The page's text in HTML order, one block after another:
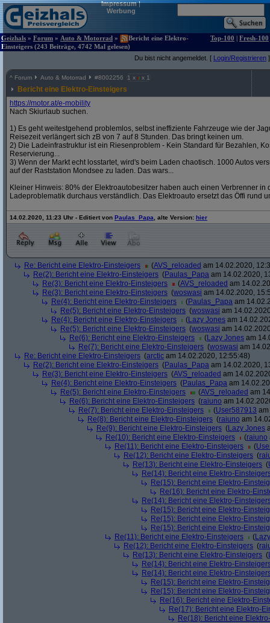
Impressum|
Werbung
Geizhals » Forum » Auto & Motorrad »
Bericht eine Elektro-
Einsteigers (243 Beiträge, 4742 Mal gelesen)
Top-100 | Fresh-100
Du bist nicht angemeldet. [ Login/Registrieren ]
^ Forum Auto & Motorrad #8002256 1 x x 1
Bericht eine Elektro-Einsteigers
https://motor.at/e-mobility
Nach Skiurlaub suchen.
1) Es geht weitestgehend problemlos, selbst ineffiziente Fahrzeuge wie der
Reisezeit verlängert sich zB von 7 auf 8 Stunden. Das bringt keinen um.
2) Die Ladeinfrastruktur ist ein Riesenproblem - Kein Standard für Bezahlen,
Reservierung...
3) Wenn der Markt echt losstartet, wird's beim Laden chaotisch. 1000 Autos
auf der Raststation Mondsee zu laden. Das wars...
Kleiner Hinweis: 80% der Elektroautobesitzer haben auch einen Verbrenner in
Ladeproblematik durchaus verständlich. Das Elektroauto ersetzt das Öffi rund
14.02.2020, 11:23 Uhr - Editiert von Paulas_Papa , alte Version: hier
Re: Bericht eine Elektro-Einsteigers (AVS_reloaded am 14.02.2020,
Re(2): Bericht eine Elektro-Einsteigers (Paulas_Papa am 14.02.2020,
Re(3): Bericht eine Elektro-Einsteigers
(AVS_reloaded am
Re(3): Bericht eine Elektro-Einsteigers (woswasi am 14.02.2020,
Re(4): Bericht eine Elektro-Einsteigers
(Paulas_Papa am
Re(5): Bericht eine Elektro-Einsteigers (woswasi am
Re(4): Bericht eine Elektro-Einsteigers
(Lazy Jones am
Re(5): Bericht eine Elektro-Einsteigers (woswasi am
Re(6): Bericht eine Elektro-Einsteigers
(Lazy Jones am
Re(7): Bericht eine Elektro-Einsteigers (woswasi am
Re: Bericht eine Elektro-Einsteigers (arctic am 14.02.2020, 12:55:48)
Re(2): Bericht eine Elektro-Einsteigers (Paulas_Papa am 14.02.2020,
Re(3): Bericht eine Elektro-Einsteigers (AVS_reloaded am
Re(4): Bericht eine Elektro-Einsteigers (Paulas_Papa am
Re(5): Bericht eine Elektro-Einsteigers
(AVS_reloaded am
Re(6): Bericht eine Elektro-Einsteigers (raiuno am
Re(7): Bericht eine Elektro-Einsteigers
(User587913
Re(8): Bericht eine Elektro-Einsteigers (raiuno am
Re(9): Bericht eine Elektro-Einsteigers (Lazy Jones
Re(10): Bericht eine Elektro-Einsteigers
(raiuno
Re(11): Bericht eine Elektro-Einsteigers
(
Re(12): Bericht eine Elektro-Einsteigers (
Re(13): Bericht eine Elektro-Einsteigers (
Re(14): Bericht eine Elektro-
Re(15): Bericht eine Elektro-
Re(16): Bericht eine Elektro-
Re(14): Bericht eine Elektro-
Re(15): Bericht eine Elektro-
Re(15): Bericht eine Elektro-
Re(15): Bericht eine Elektro-
Re(11): Bericht eine Elektro-Einsteigers
(
Re(12): Bericht eine Elektro-Einsteigers (
Re(13): Bericht eine Elektro-Einsteigers (
Re(14): Bericht eine Elektro-
Re(14): Bericht eine Elektro-
Re(15): Bericht eine Elektro-
Re(15): Bericht eine Elektro-
Re(16): Bericht eine Elektro-
Re(17): Bericht eine Elektro-
Re(18): Bericht eine